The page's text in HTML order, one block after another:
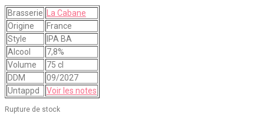
Brasserie
La Cabane
Origine
France
Style
IPA BA
Alcool
7,8%
Volume
75 cl
DDM
09/2027
Untappd
Voir les notes
Rupture de stock